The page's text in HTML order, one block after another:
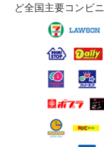
ど全国主要コンビニ